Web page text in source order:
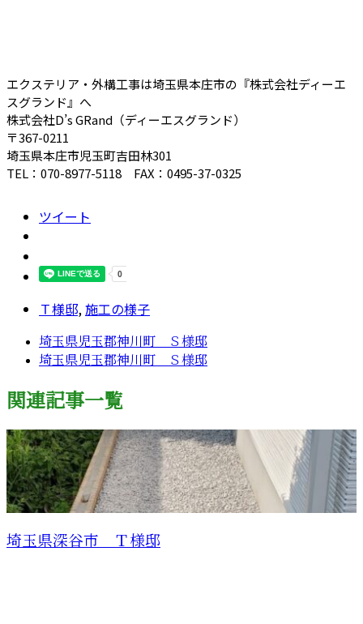
エクステリア・外構工事は埼玉県本庄市の『株式会社ディーエ
スグランド』へ
株式会社D’s GRand（ディーエスグランド）
〒367-0211
埼玉県本庄市児玉町吉田林301
TEL：070-8977-5118 FAX：0495-37-0325
ツイート
Ｔ様邸,施工の様子
埼玉県児玉郡神川町 Ｓ様邸
埼玉県児玉郡神川町 Ｓ様邸
関連記事一覧
埼玉県深谷市 Ｔ様邸